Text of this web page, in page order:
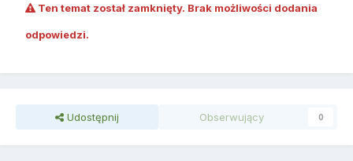
Ten temat został zamknięty. Brak możliwości dodania
odpowiedzi.
Udostępnij Obserwujący 0